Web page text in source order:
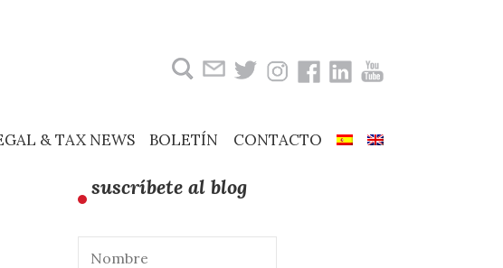
& TAX NEWS BOLETÍN CONTACTO
suscríbete al blog